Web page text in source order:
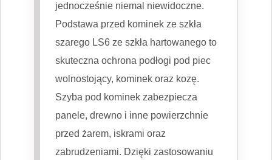
jednocześnie niemal niewidoczne.
Podstawa przed kominek ze szkła
szarego LS6 ze szkła hartowanego to
skuteczna ochrona podłogi pod piec
wolnostojący, kominek oraz kozę.
Szyba pod kominek zabezpiecza
panele, drewno i inne powierzchnie
przed żarem, iskrami oraz
zabrudzeniami. Dzięki zastosowaniu